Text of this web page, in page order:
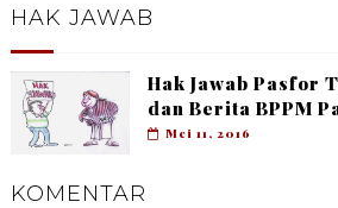
HAK JAWAB
Hak Jawab Pasfor
dan Berita BPPM
Mei 11, 2016
KOMENTAR